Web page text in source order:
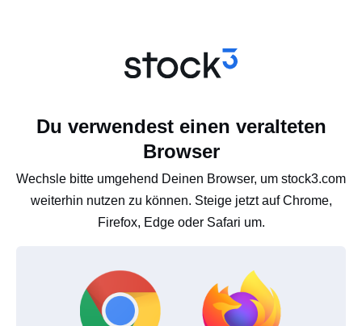
Du verwendest einen veralteten
Browser
Wechsle bitte umgehend Deinen Browser, um stock3.com
weiterhin nutzen zu können. Steige jetzt auf Chrome,
Firefox, Edge oder Safari um.